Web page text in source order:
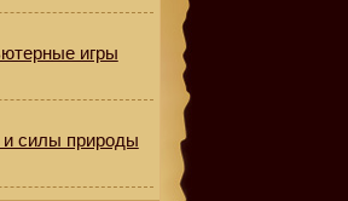
игры
и силы природы